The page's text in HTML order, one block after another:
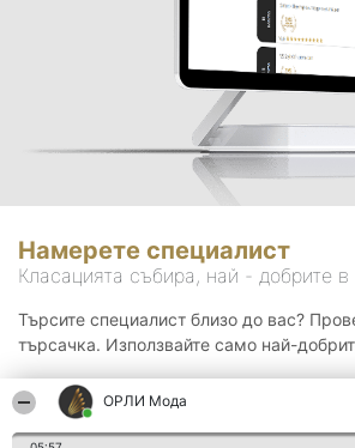
ОРЛИ Мода
Намерете специалист
Класацията събира, най - добрите
Търсите специалист близо до вас?
търсачка. Използвайте само най-